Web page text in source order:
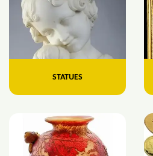
STATUES